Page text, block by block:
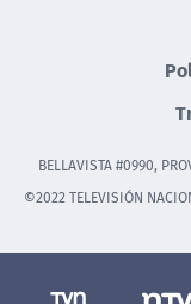
BELLAVISTA #0990,
©2022 TELEVISIÓN